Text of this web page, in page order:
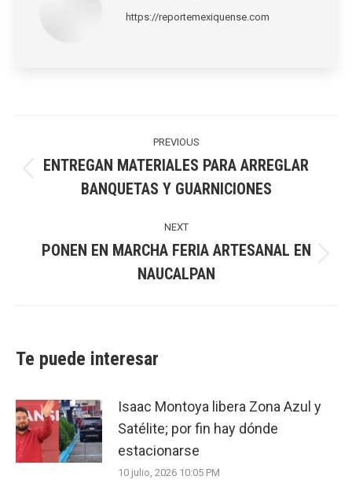
https://reportemexiquense.com
PREVIOUS
post:
ENTREGAN MATERIALES PARA ARREGLAR
BANQUETAS Y GUARNICIONES
NEXT
post:
PONEN EN MARCHA FERIA ARTESANAL EN
NAUCALPAN
Te puede interesar
Isaac Montoya libera Zona Azul y
Satélite; por fin hay dónde
estacionarse
10 julio, 2026 10:05 PM